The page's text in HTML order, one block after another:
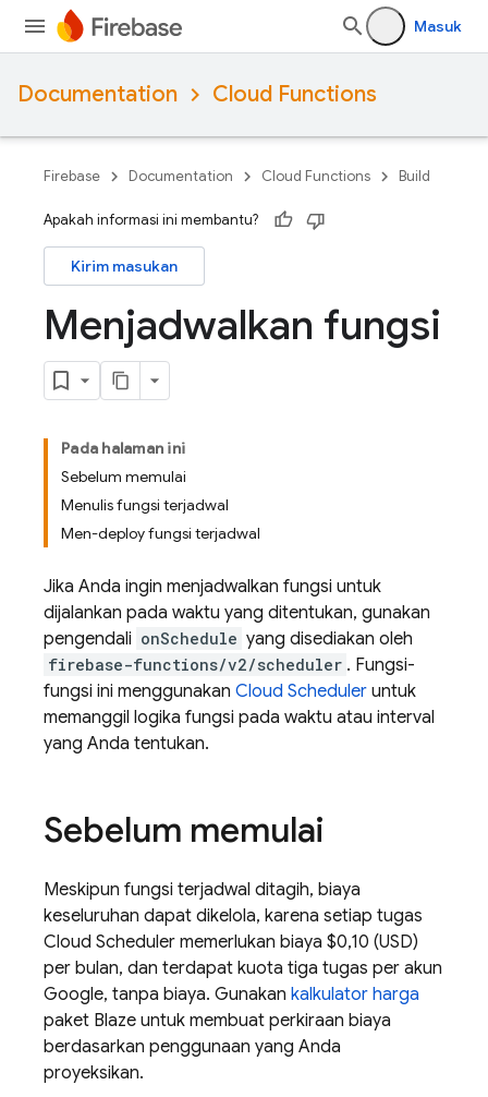
Masuk
Documentation Cloud Functions
Firebase Documentation Cloud Functions Build
Apakah informasi ini membantu?
Kirim masukan
Menjadwalkan fungsi
Pada halaman ini
Sebelum memulai
Menulis fungsi terjadwal
Men-deploy fungsi terjadwal
Jika Anda ingin menjadwalkan fungsi untuk
dijalankan pada waktu yang ditentukan, gunakan
pengendali onSchedule yang disediakan oleh
firebase-functions/v2/scheduler . Fungsi-
fungsi ini menggunakan Cloud Scheduler untuk
memanggil logika fungsi pada waktu atau interval
yang Anda tentukan.
Sebelum memulai
Meskipun fungsi terjadwal ditagih, biaya
keseluruhan dapat dikelola, karena setiap tugas
Cloud Scheduler memerlukan biaya $0,10 (USD)
per bulan, dan terdapat kuota tiga tugas per akun
Google, tanpa biaya. Gunakan kalkulator harga
paket Blaze untuk membuat perkiraan biaya
berdasarkan penggunaan yang Anda
proyeksikan.